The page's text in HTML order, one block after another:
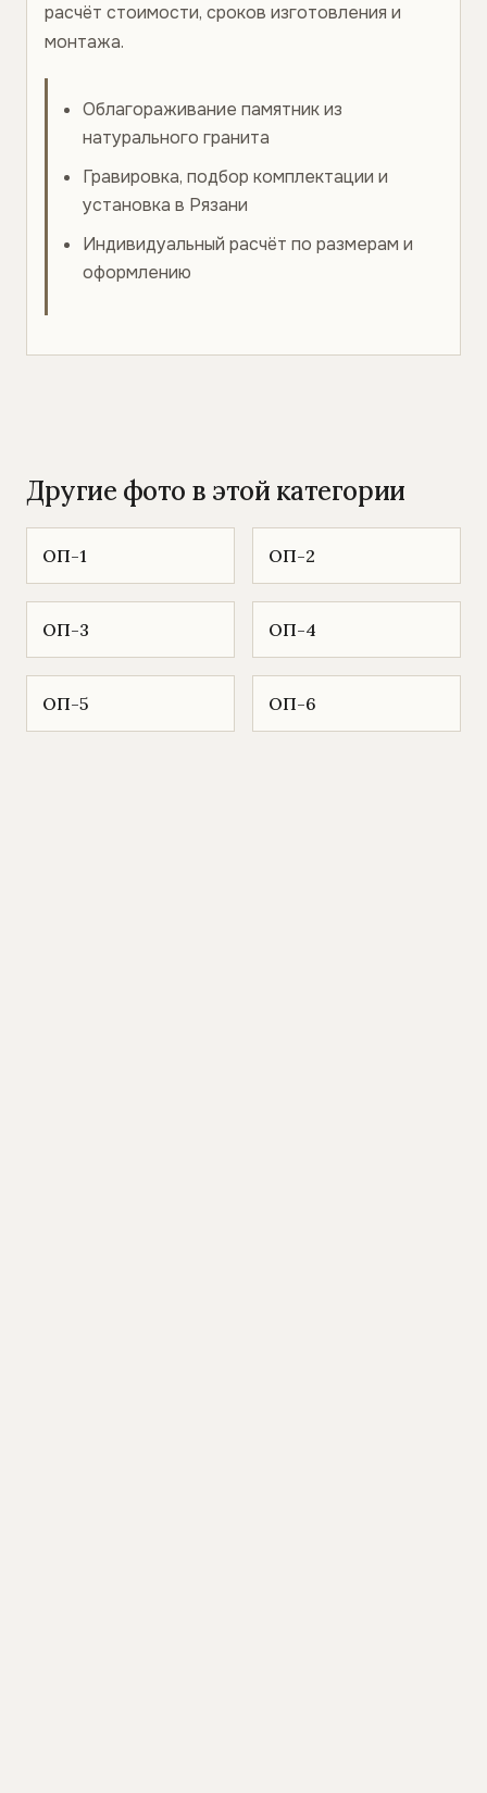
расчёт стоимости, сроков изготовления и
монтажа.
Облагораживание памятник из
натурального гранита
Гравировка, подбор комплектации и
установка в Рязани
Индивидуальный расчёт по размерам и
оформлению
Другие фото в этой категории
ОП-1 ОП-2
ОП-3 ОП-4
ОП-5 ОП-6